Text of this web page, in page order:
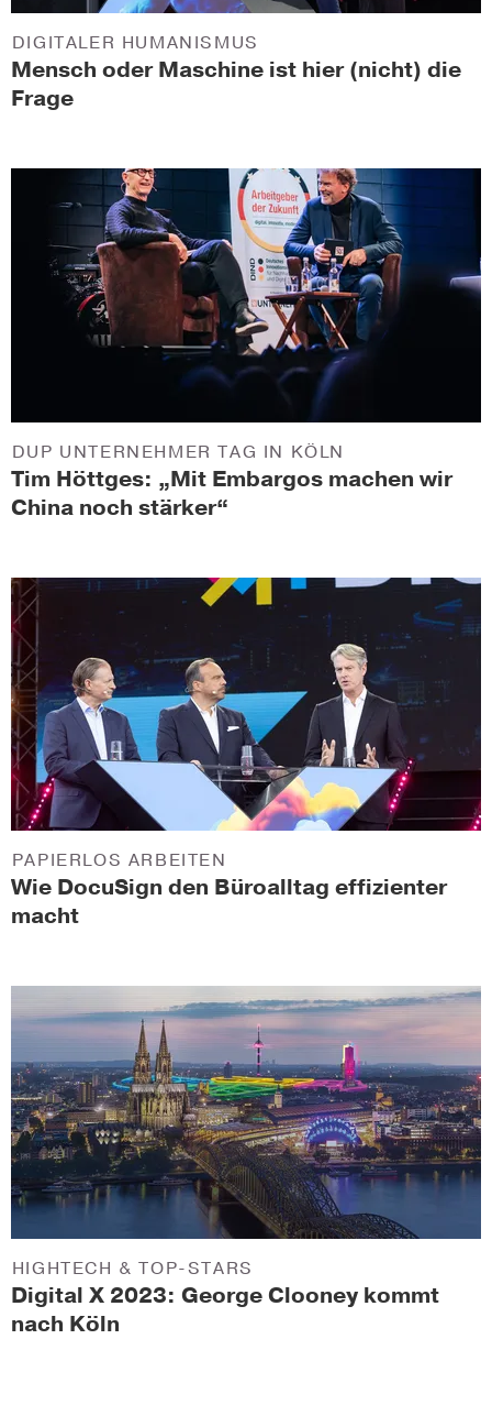
Mensch oder Maschine ist hier (nicht) die
Frage
DIGITALER HUMANISMUS
Tim Höttges: „Mit Embargos machen wir
China noch stärker“
DUP UNTERNEHMER TAG IN KÖLN
Wie DocuSign den Büroalltag effizienter
macht
PAPIERLOS ARBEITEN
Digital X 2023: George Clooney kommt
nach Köln
HIGHTECH & TOP-STARS